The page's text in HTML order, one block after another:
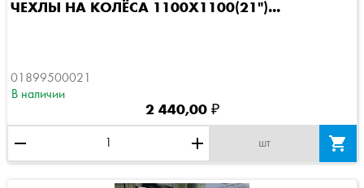
ЧЕХЛЫ НА КОЛЁСА 1100Х1100(21")...
01899500021
В наличии
2 440,00 ₽
remove add шт 